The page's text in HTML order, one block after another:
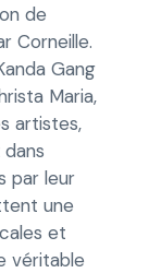
de
Corneille.
Gang
Maria,
artistes,
par leur
une
et
véritable